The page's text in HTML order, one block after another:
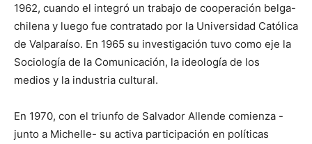
1962, cuando el integró un trabajo de cooperación belga-
chilena y luego fue contratado por la Universidad Católica
de Valparaíso. En 1965 su investigación tuvo como eje la
Sociología de la Comunicación, la ideología de los
medios y la industria cultural.
En 1970, con el triunfo de Salvador Allende comienza -
junto a Michelle- su activa participación en políticas